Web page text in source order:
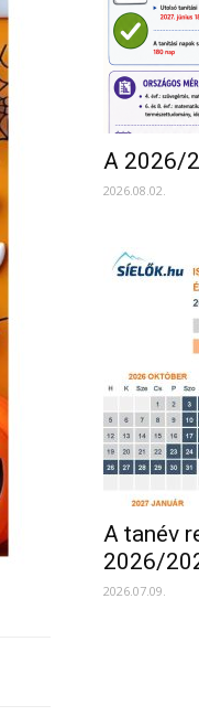
A 2026/
2026.08.02.
A tanév
2026/
2026.07.09.